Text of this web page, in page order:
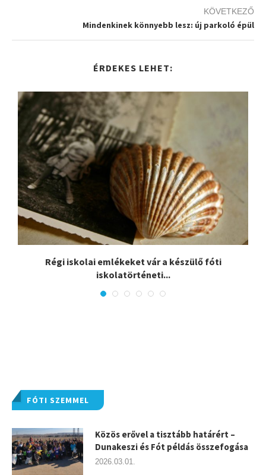
KÖVETKEZŐ
Mindenkinek könnyebb lesz: új parkoló épül
ÉRDEKES LEHET:
Régi iskolai emlékeket vár a készülő fóti
iskolatörténeti...
FÓTI SZEMMEL
Közös erővel a tisztább határért –
Dunakeszi és Fót példás összefogása
2026.03.01.